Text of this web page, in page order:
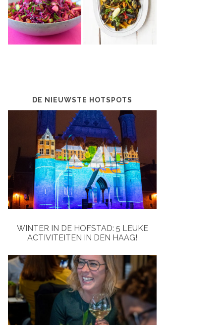
DE NIEUWSTE HOTSPOTS
WINTER IN DE HOFSTAD: 5 LEUKE
ACTIVITEITEN IN DEN HAAG!